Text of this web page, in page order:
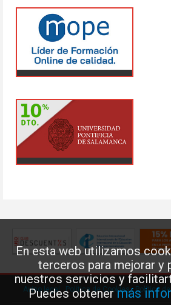
En esta web utilizamos
terceros para mejorar y
nuestros servicios y
Puedes obtenermás
Aviso legal Política de Cookies· Política